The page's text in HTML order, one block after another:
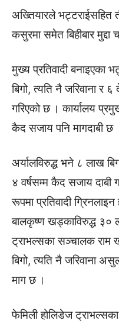
अख्तियारले भट्टराईसहित
कसुरमा समेत बिहीबार मुद्दा
मुख्य प्रतिवादी बनाइएका
बिगो, त्यति नै जरिवाना र
गरिएको छ । कार्यालय
कैद सजाय पनि मागदाबी छ
अर्यालविरुद्ध भने ८ लाख
४ वर्षसम्म कैद सजाय दाबी
रूपमा प्रतिवादी
बालकृष्ण खड्काविरुद्ध ३०
ट्राभल्सका सञ्चालक राम
बिगो, त्यति नै जरिवाना
माग छ ।
फेमिली होलिडेज